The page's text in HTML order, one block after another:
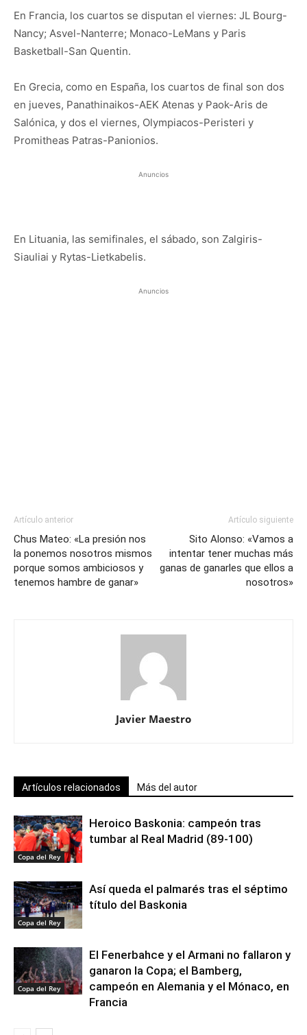
En Francia, los cuartos se disputan el viernes: JL Bourg-
Nancy; Asvel-Nanterre; Monaco-LeMans y Paris
Basketball-San Quentin.
En Grecia, como en España, los cuartos de final son dos
en jueves, Panathinaikos-AEK Atenas y Paok-Aris de
Salónica, y dos el viernes, Olympiacos-Peristeri y
Promitheas Patras-Panionios.
Anuncios
En Lituania, las semifinales, el sábado, son Zalgiris-
Siauliai y Rytas-Lietkabelis.
Anuncios
Artículo anterior
Chus Mateo: «La presión nos
la ponemos nosotros mismos
porque somos ambiciosos y
tenemos hambre de ganar»
Artículo siguiente
Sito Alonso: «Vamos a
intentar tener muchas más
ganas de ganarles que ellos a
nosotros»
Javier Maestro
Artículos relacionados Más del autor
Copa del Rey
Heroico Baskonia: campeón tras
tumbar al Real Madrid (89-100)
Copa del Rey
Así queda el palmarés tras el séptimo
título del Baskonia
Copa del Rey
El Fenerbahce y el Armani no fallaron y
ganaron la Copa; el Bamberg,
campeón en Alemania y el Mónaco, en
Francia